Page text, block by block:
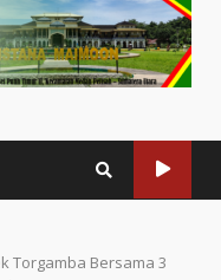
Torgamba Bersama 3